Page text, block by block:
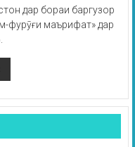
дар бораи баргузор
фурӯғи маърифат» дар